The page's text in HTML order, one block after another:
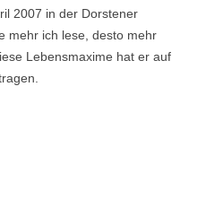
2007 in der Dorstener
mehr ich lese, desto mehr
Lebensmaxime hat er auf